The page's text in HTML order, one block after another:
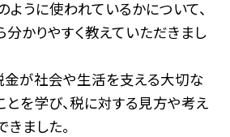
うに使われているかについて、
かりやすく教えていただきまし
金が社会や生活を支える大切な
とを学び、税に対する見方や考え
ました。